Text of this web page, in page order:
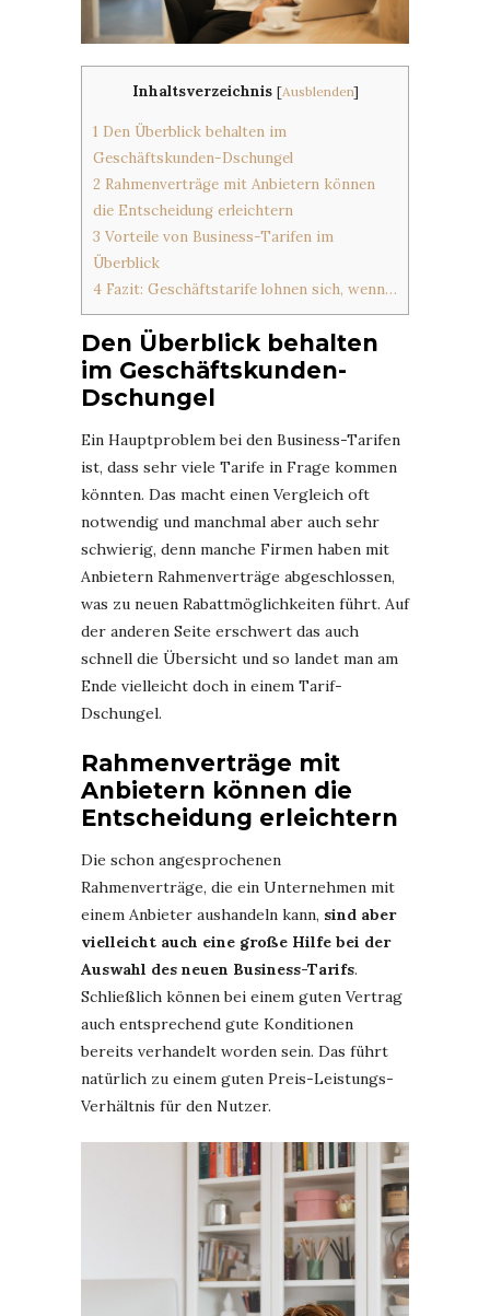
Inhaltsverzeichnis [Ausblenden]
1 Den Überblick behalten im
Geschäftskunden-Dschungel
2 Rahmenverträge mit Anbietern können
die Entscheidung erleichtern
3 Vorteile von Business-Tarifen im
Überblick
4 Fazit: Geschäftstarife lohnen sich, wenn…
Den Überblick behalten
im Geschäftskunden-
Dschungel
Ein Hauptproblem bei den Business-Tarifen
ist, dass sehr viele Tarife in Frage kommen
könnten. Das macht einen Vergleich oft
notwendig und manchmal aber auch sehr
schwierig, denn manche Firmen haben mit
Anbietern Rahmenverträge abgeschlossen,
was zu neuen Rabattmöglichkeiten führt. Auf
der anderen Seite erschwert das auch
schnell die Übersicht und so landet man am
Ende vielleicht doch in einem Tarif-
Dschungel.
Rahmenverträge mit
Anbietern können die
Entscheidung erleichtern
Die schon angesprochenen
Rahmenverträge, die ein Unternehmen mit
einem Anbieter aushandeln kann, sind aber
vielleicht auch eine große Hilfe bei der
Auswahl des neuen Business-Tarifs.
Schließlich können bei einem guten Vertrag
auch entsprechend gute Konditionen
bereits verhandelt worden sein. Das führt
natürlich zu einem guten Preis-Leistungs-
Verhältnis für den Nutzer.